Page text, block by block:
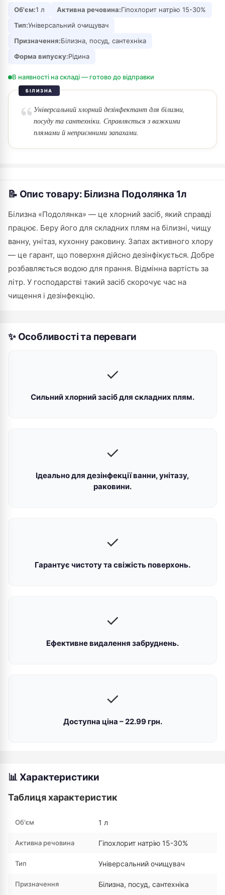
Об'єм:1 л Активна речовина:Гіпохлорит натрію 15-30%
Тип:Універсальний очищувач
Призначення:Білизна, посуд, сантехніка
Форма випуску:Рідина
В наявності на складі — готово до відправки
БІЛИЗНА
Універсальний хлорний дезінфектант для білизни,
посуду та сантехніки. Справляється з важкими
плямами й неприємними запахами.
📝 Опис товару: Білизна Подолянка 1л
Білизна «Подолянка» — це хлорний засіб, який справді
працює. Беру його для складних плям на білизні, чищу
ванну, унітаз, кухонну раковину. Запах активного хлору
— це гарант, що поверхня дійсно дезінфікується. Добре
розбавляється водою для прання. Відмінна вартість за
літр. У господарстві такий засіб скорочує час на
чищення і дезінфекцію.
✨ Особливості та переваги
✓
Сильний хлорний засіб для складних плям.
✓
Ідеально для дезінфекції ванни, унітазу,
раковини.
✓
Гарантує чистоту та свіжість поверхонь.
✓
Ефективне видалення забруднень.
✓
Доступна ціна – 22.99 грн.
📊 Характеристики
Таблиця характеристик
Об'єм 1 л
Активна речовина Гіпохлорит натрію 15-30%
Тип Універсальний очищувач
Призначення Білизна, посуд, сантехніка